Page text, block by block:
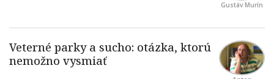
Gustáv Murín